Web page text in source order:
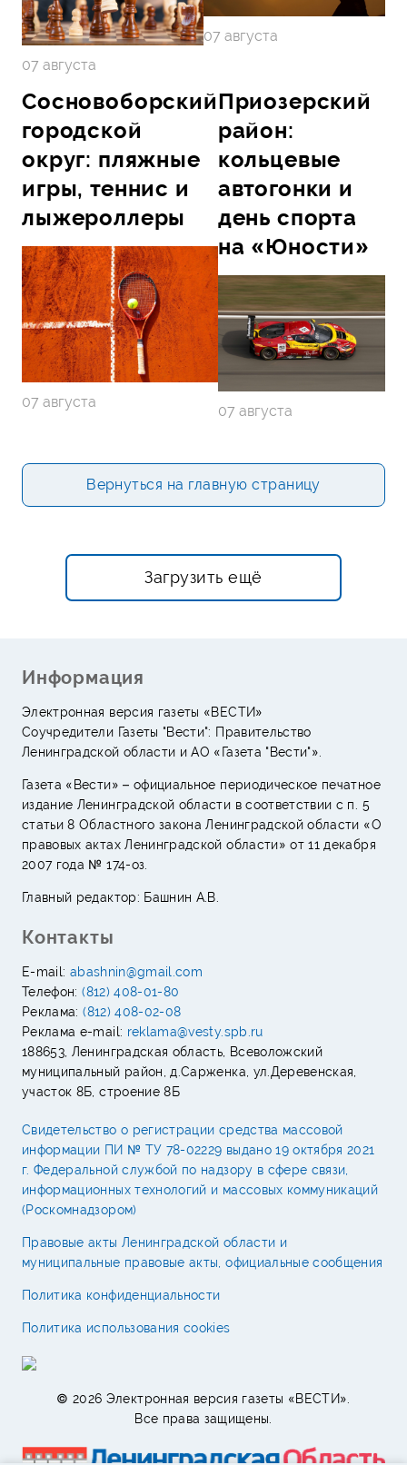
07 августа
07 августа
Сосновоборский
городской
округ: пляжные
игры, теннис и
лыжероллеры
07 августа
Приозерский
район:
кольцевые
автогонки и
день спорта
на «Юности»
07 августа
Вернуться на главную страницу
Загрузить ещё
Информация
Электронная версия газеты «ВЕСТИ»
Соучредители Газеты "Вести": Правительство
Ленинградской области и АО «Газета "Вести"».
Газета «Вести» – официальное периодическое печатное
издание Ленинградской области в соответствии с п. 5
статьи 8 Областного закона Ленинградской области «О
правовых актах Ленинградской области» от 11 декабря
2007 года № 174-оз.
Главный редактор: Башнин А.В.
Контакты
E-mail: abashnin@gmail.com
Телефон:(812) 408-01-80
Реклама:(812) 408-02-08
Реклама e-mail: reklama@vesty.spb.ru
188653, Ленинградская область, Всеволожский
муниципальный район, д.Сарженка, ул.Деревенская,
участок 8Б, строение 8Б
Свидетельство о регистрации средства массовой
информации ПИ № ТУ 78-02229 выдано 19 октября 2021
г. Федеральной службой по надзору в сфере связи,
информационных технологий и массовых коммуникаций
(Роскомнадзором)
Правовые акты Ленинградской области и
муниципальные правовые акты, официальные сообщения
Политика конфиденциальности
Политика использования cookies
© 2026 Электронная версия газеты «ВЕСТИ».
Все права защищены.